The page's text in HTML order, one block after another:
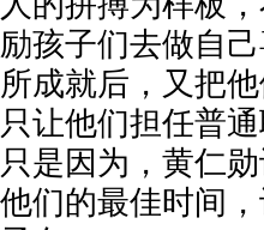
励孩子们去做自
所成就后，又把
只让他们担任普
只是因为，黄仁
他们的最佳时间